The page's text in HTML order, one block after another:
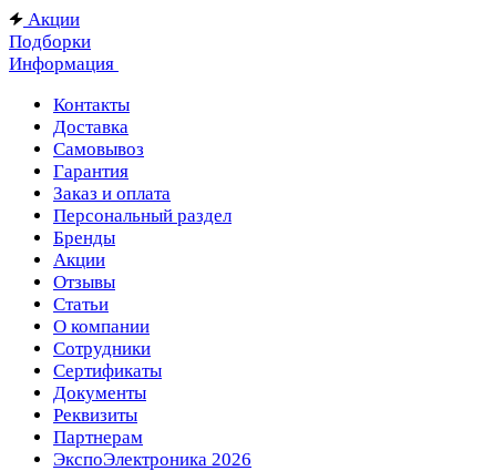
Акции
Подборки
Информация
Контакты
Доставка
Самовывоз
Гарантия
Заказ и оплата
Персональный раздел
Бренды
Акции
Отзывы
Статьи
О компании
Сотрудники
Сертификаты
Документы
Реквизиты
Партнерам
ЭкспоЭлектроника 2026